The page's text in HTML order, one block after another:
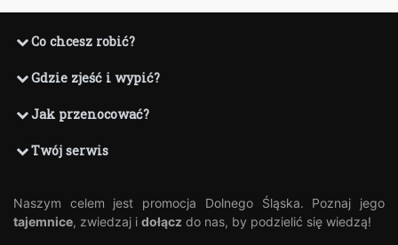
Stopka
Co chcesz robić?
Gdzie zjeść i wypić?
Jak przenocować?
Twój serwis
Naszym celem jest promocja Dolnego Śląska. Poznaj jego
tajemnice, zwiedzaj i dołącz do nas, by podzielić się wiedzą!